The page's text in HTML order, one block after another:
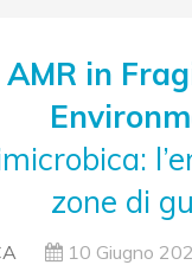
AMR in
zone di
10 Giugno